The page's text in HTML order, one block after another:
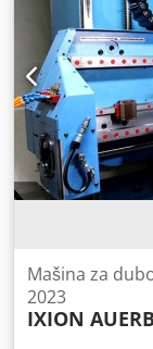
upravljanje
alata i kalupa
generator
izradu alata i
Mašina za
2023
IXION